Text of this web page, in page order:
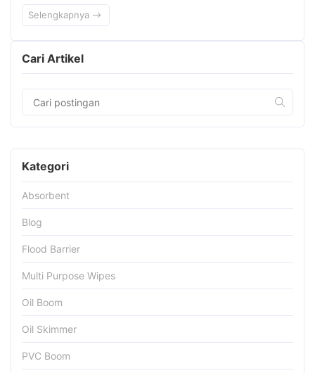
Selengkapnya
Cari Artikel
Kategori
Absorbent
Blog
Flood Barrier
Multi Purpose Wipes
Oil Boom
Oil Skimmer
PVC Boom